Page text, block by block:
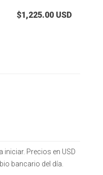
$1,225.00 USD
iniciar. Precios en USD
bancario del día.